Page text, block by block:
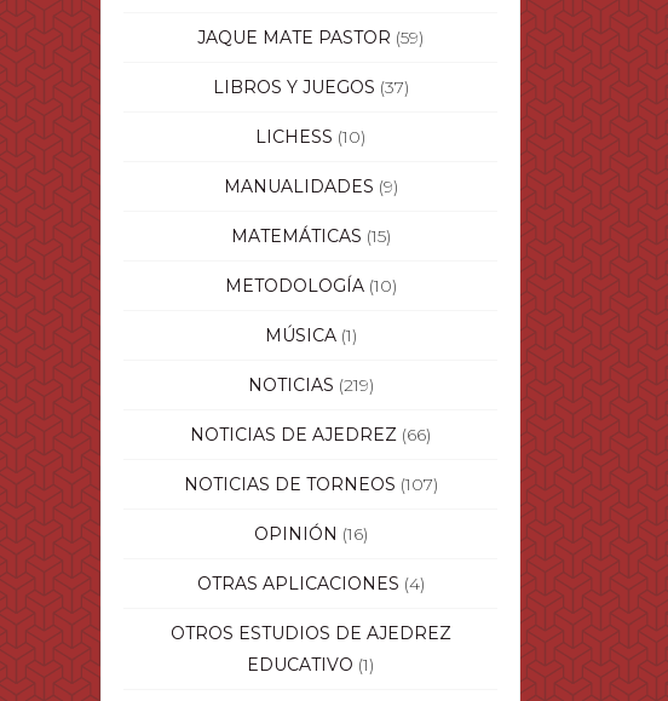
JAQUE MATE PASTOR (59)
LIBROS Y JUEGOS (37)
LICHESS (10)
MANUALIDADES (9)
MATEMÁTICAS (15)
METODOLOGÍA(10)
MÚSICA(1)
NOTICIAS (219)
NOTICIAS DE AJEDREZ (66)
NOTICIAS DE TORNEOS (107)
OPINIÓN (16)
OTRAS APLICACIONES (4)
OTROS ESTUDIOS DE AJEDREZ
EDUCATIVO (1)